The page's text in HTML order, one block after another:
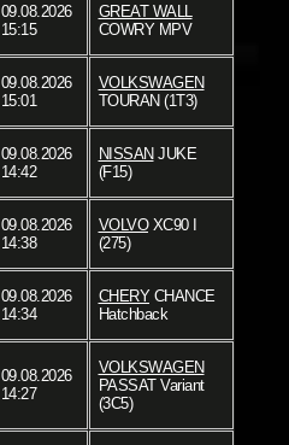
09.08.2026
15:15
GREAT WALL
COWRY MPV
09.08.2026
15:01
VOLKSWAGEN
TOURAN (1T3)
09.08.2026
14:42
NISSANJUKE
(F15)
09.08.2026
14:38
VOLVOXC90 I
(275)
09.08.2026
14:34
CHERYCHANCE
Hatchback
09.08.2026
14:27
VOLKSWAGEN
PASSAT Variant
(3C5)